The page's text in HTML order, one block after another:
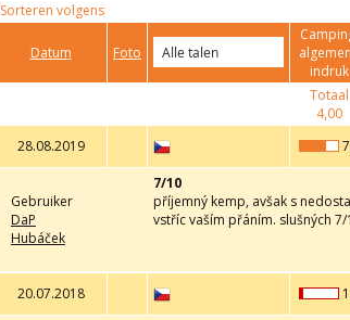
Sorteren volgens
Datum Foto
indruk
Totaal
4,00
28.08.2019
Gebruiker
DaP
Hubáček
7/10
příjemný kemp, avšak s
vstříc vaším přáním. slušných 7/
20.07.2018